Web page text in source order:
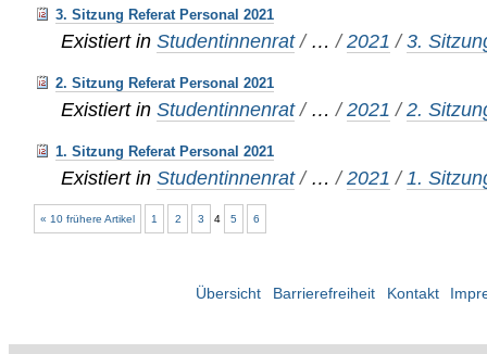
3. Sitzung Referat Personal 2021
Existiert in Studentinnenrat / …/2021 /3.
2. Sitzung Referat Personal 2021
Existiert in Studentinnenrat / …/2021 /2.
1. Sitzung Referat Personal 2021
Existiert in Studentinnenrat / …/2021 / 1.
« 10 frühere Artikel 1 2 3 4 5 6
Übersicht Barrierefreiheit Kontakt